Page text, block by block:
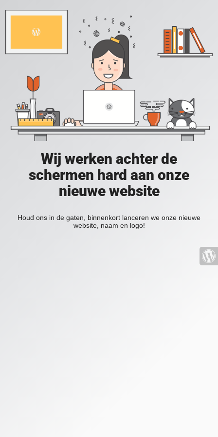
Wij werken achter de
schermen hard aan onze
nieuwe website
Houd ons in de gaten, binnenkort lanceren we onze nieuwe
website, naam en logo!